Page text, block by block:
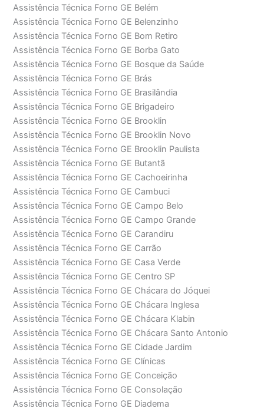
Assistência Técnica Forno GE Belém
Assistência Técnica Forno GE Belenzinho
Assistência Técnica Forno GE Bom Retiro
Assistência Técnica Forno GE Borba Gato
Assistência Técnica Forno GE Bosque da Saúde
Assistência Técnica Forno GE Brás
Assistência Técnica Forno GE Brasilândia
Assistência Técnica Forno GE Brigadeiro
Assistência Técnica Forno GE Brooklin
Assistência Técnica Forno GE Brooklin Novo
Assistência Técnica Forno GE Brooklin Paulista
Assistência Técnica Forno GE Butantã
Assistência Técnica Forno GE Cachoeirinha
Assistência Técnica Forno GE Cambuci
Assistência Técnica Forno GE Campo Belo
Assistência Técnica Forno GE Campo Grande
Assistência Técnica Forno GE Carandiru
Assistência Técnica Forno GE Carrão
Assistência Técnica Forno GE Casa Verde
Assistência Técnica Forno GE Centro SP
Assistência Técnica Forno GE Chácara do Jóquei
Assistência Técnica Forno GE Chácara Inglesa
Assistência Técnica Forno GE Chácara Klabin
Assistência Técnica Forno GE Chácara Santo Antonio
Assistência Técnica Forno GE Cidade Jardim
Assistência Técnica Forno GE Clínicas
Assistência Técnica Forno GE Conceição
Assistência Técnica Forno GE Consolação
Assistência Técnica Forno GE Diadema